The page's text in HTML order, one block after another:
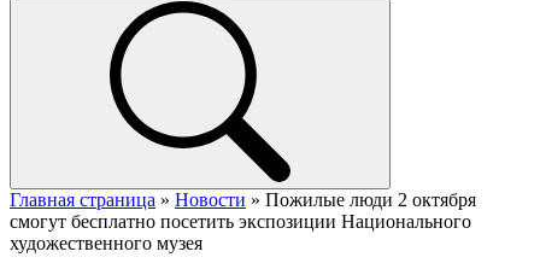
Главная страница » Новости » Пожилые люди 2 октября
смогут бесплатно посетить экспозиции Национального
художественного музея